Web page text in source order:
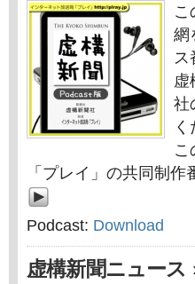
こ
網
ス
虚
社
く
こ
「プレイ」の共同制作
Podcast: Download
虚構新聞ニュース